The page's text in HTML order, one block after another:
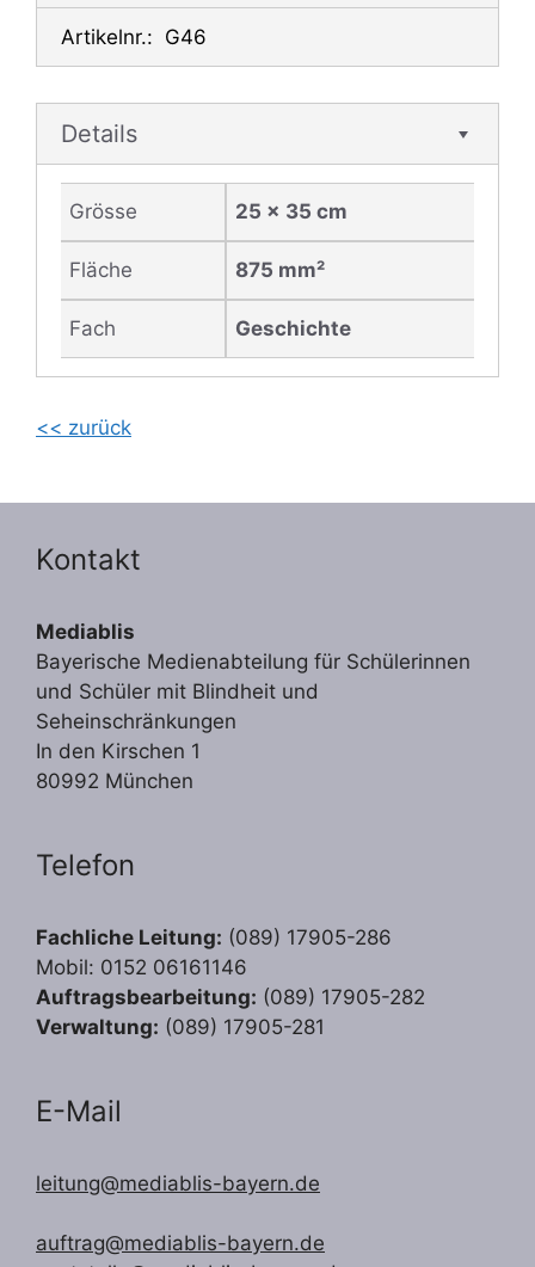
Artikelnr.: G46
Details
Grösse 25 x 35 cm
Fläche 875 mm²
Fach Geschichte
<< zurück
Kontakt
Mediablis
Bayerische Medienabteilung für Schülerinnen
und Schüler mit Blindheit und
Seheinschränkungen
In den Kirschen 1
80992 München
Telefon
Fachliche Leitung: (089) 17905-286
Mobil: 0152 06161146
Auftragsbearbeitung: (089) 17905-282
Verwaltung: (089) 17905-281
E-Mail
leitung@mediablis-bayern.de
auftrag@mediablis-bayern.de